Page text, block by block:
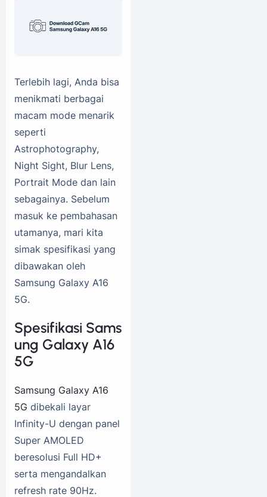
Terlebih lagi, Anda bisa
menikmati berbagai
macam mode menarik
seperti
Astrophotography,
Night Sight, Blur Lens,
Portrait Mode dan lain
sebagainya. Sebelum
masuk ke pembahasan
utamanya, mari kita
simak spesifikasi yang
dibawakan oleh
Samsung Galaxy A16
5G.
Spesifikasi Sams
ung Galaxy A16
5G
Samsung Galaxy A16
5G dibekali layar
Infinity-U dengan panel
Super AMOLED
beresolusi Full HD+
serta mengandalkan
refresh rate 90Hz.